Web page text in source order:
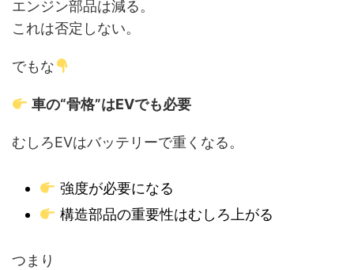
エンジン部品は減る。
これは否定しない。
でもな
車の“骨格”はEVでも必要
むしろEVはバッテリーで重くなる。
強度が必要になる
構造部品の重要性はむしろ上がる
つまり